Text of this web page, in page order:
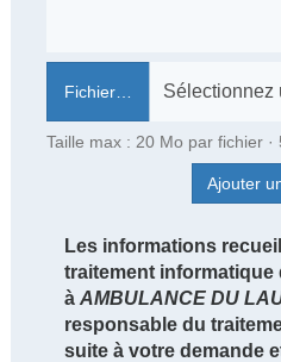
Fichier…
Taille max : 20 Mo par fichier
Ajouter
Les informations
traitement informatique
àAMBULANCE DU
responsable du
suite à votre demande